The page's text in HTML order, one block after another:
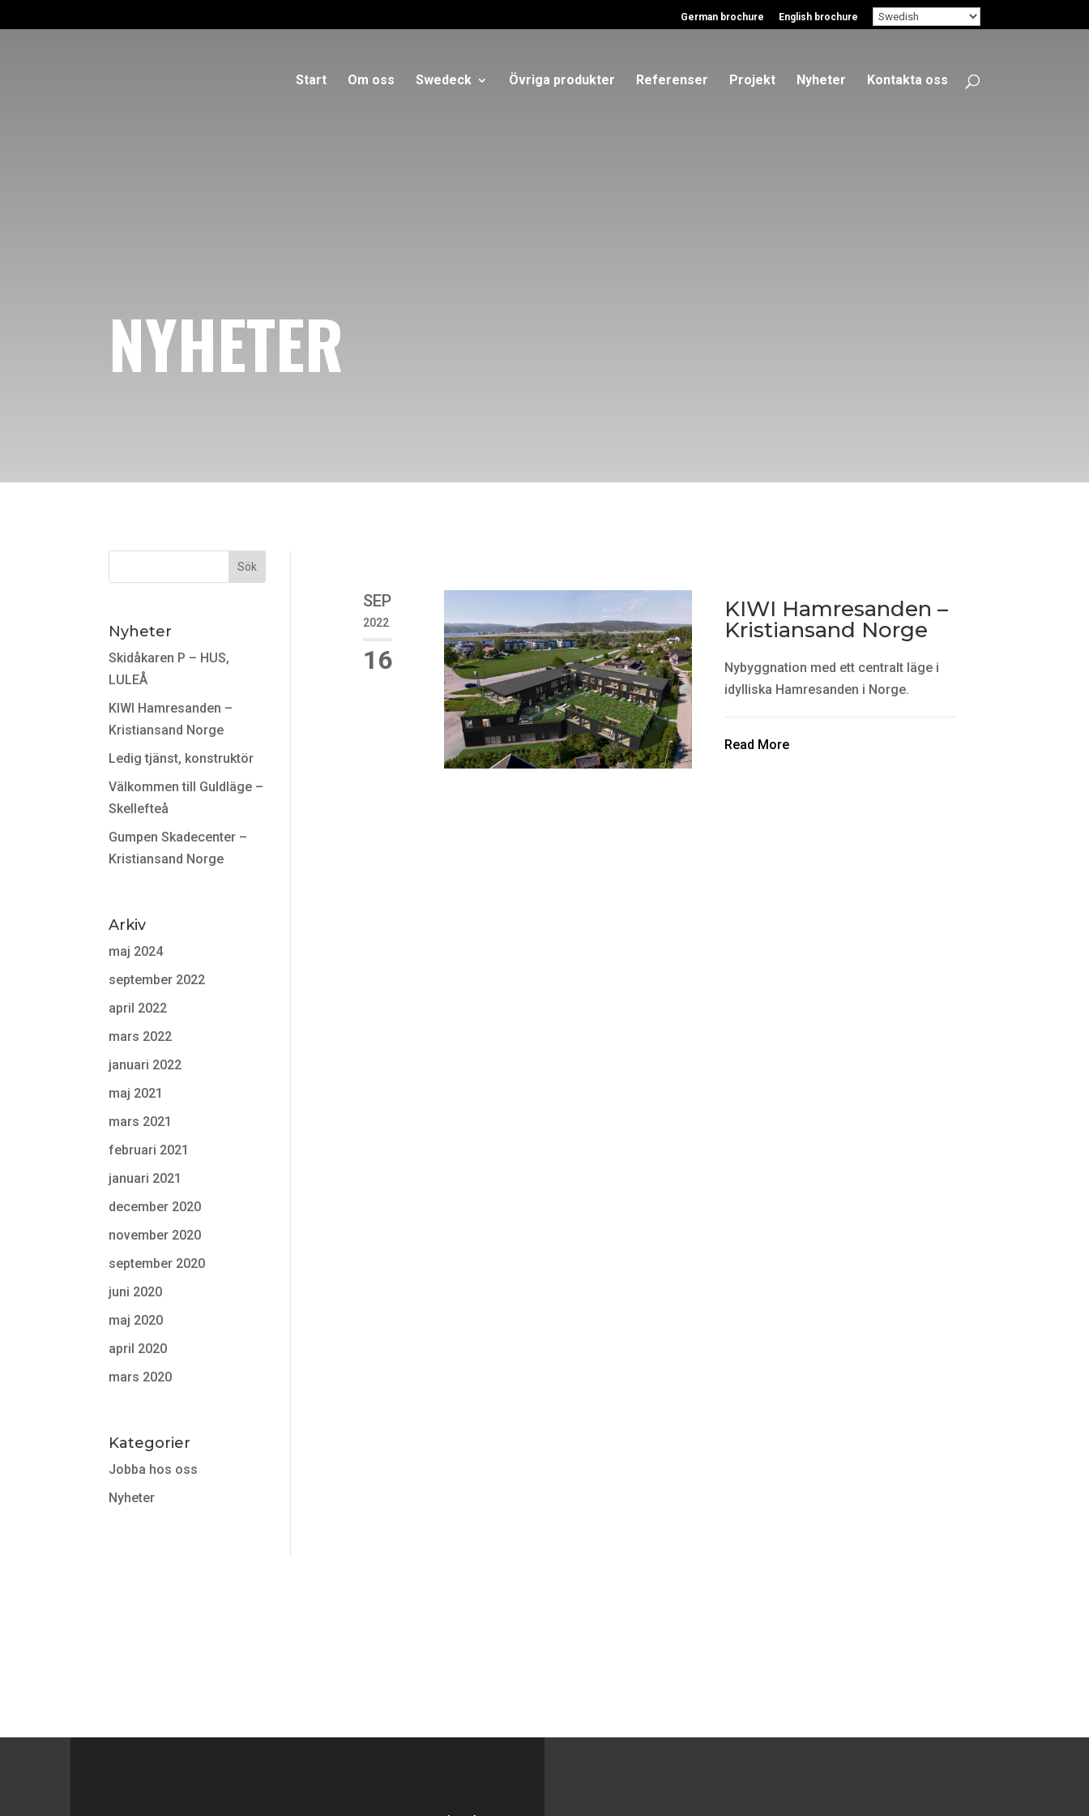
German brochure English brochure
Start Om oss Swedeck Övriga produkter Referenser Projekt Nyheter Kontakta oss
NYHETER
Nyheter
Skidåkaren P – HUS,
LULEÅ
KIWI Hamresanden –
Kristiansand Norge
Ledig tjänst, konstruktör
Välkommen till Guldläge –
Skellefteå
Gumpen Skadecenter –
Kristiansand Norge
Arkiv
maj 2024
september 2022
april 2022
mars 2022
januari 2022
maj 2021
mars 2021
februari 2021
januari 2021
december 2020
november 2020
september 2020
juni 2020
maj 2020
april 2020
mars 2020
Kategorier
Jobba hos oss
Nyheter
SEP
2022
16
KIWI Hamresanden –
Kristiansand Norge
Nybyggnation med ett centralt läge i
idylliska Hamresanden i Norge.
Read More